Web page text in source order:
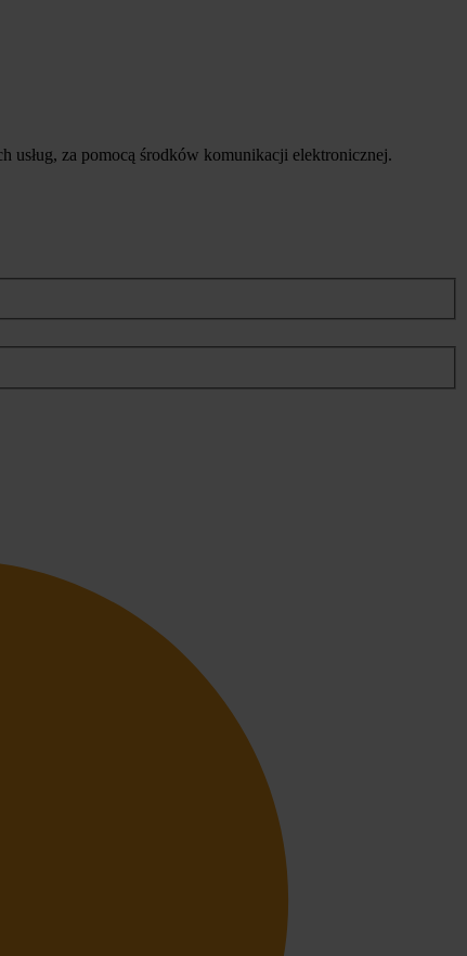
usług, za pomocą środków komunikacji elektronicznej.